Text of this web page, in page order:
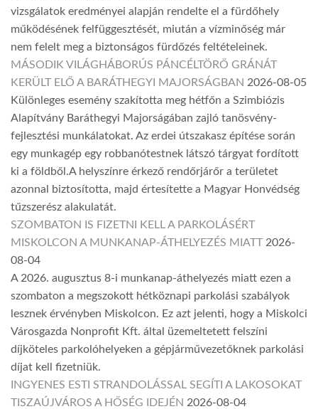
vizsgálatok eredményei alapján rendelte el a fürdőhely
működésének felfüggesztését, miután a vízminőség már
nem felelt meg a biztonságos fürdőzés feltételeinek.
MÁSODIK VILÁGHÁBORÚS PÁNCÉLTÖRŐ GRÁNÁT
KERÜLT ELŐ A BARÁTHEGYI MAJORSÁGBAN 2026-08-05
Különleges esemény szakította meg hétfőn a Szimbiózis
Alapítvány Baráthegyi Majorságában zajló tanösvény-
fejlesztési munkálatokat. Az erdei útszakasz építése során
egy munkagép egy robbanótestnek látszó tárgyat fordított
ki a földből.A helyszínre érkező rendőrjárőr a területet
azonnal biztosította, majd értesítette a Magyar Honvédség
tűzszerész alakulatát.
SZOMBATON IS FIZETNI KELL A PARKOLÁSÉRT
MISKOLCON A MUNKANAP-ÁTHELYEZÉS MIATT 2026-
08-04
A 2026. augusztus 8-i munkanap-áthelyezés miatt ezen a
szombaton a megszokott hétköznapi parkolási szabályok
lesznek érvényben Miskolcon. Ez azt jelenti, hogy a Miskolci
Városgazda Nonprofit Kft. által üzemeltetett felszíni
díjköteles parkolóhelyeken a gépjárművezetőknek parkolási
díjat kell fizetniük.
INGYENES ESTI STRANDOLÁSSAL SEGÍTI A LAKOSOKAT
TISZAÚJVÁROS A HŐSÉG IDEJÉN 2026-08-04